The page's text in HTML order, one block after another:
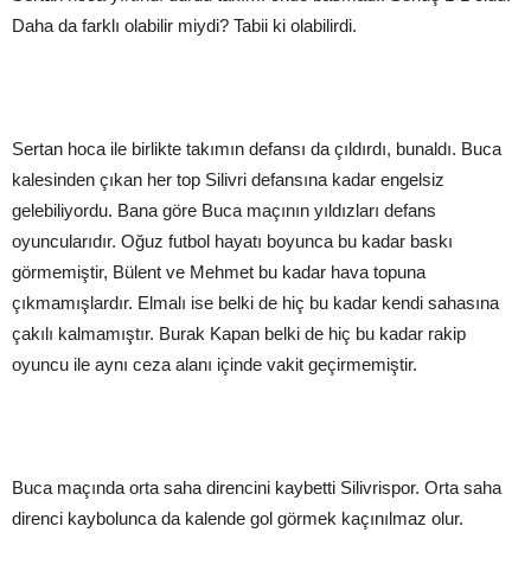
Daha da farklı olabilir miydi? Tabii ki olabilirdi.
Sertan hoca ile birlikte takımın defansı da çıldırdı, bunaldı. Buca
kalesinden çıkan her top Silivri defansına kadar engelsiz
gelebiliyordu. Bana göre Buca maçının yıldızları defans
oyuncularıdır. Oğuz futbol hayatı boyunca bu kadar baskı
görmemiştir, Bülent ve Mehmet bu kadar hava topuna
çıkmamışlardır. Elmalı ise belki de hiç bu kadar kendi sahasına
çakılı kalmamıştır. Burak Kapan belki de hiç bu kadar rakip
oyuncu ile aynı ceza alanı içinde vakit geçirmemiştir.
Buca maçında orta saha direncini kaybetti Silivrispor. Orta saha
direnci kaybolunca da kalende gol görmek kaçınılmaz olur.